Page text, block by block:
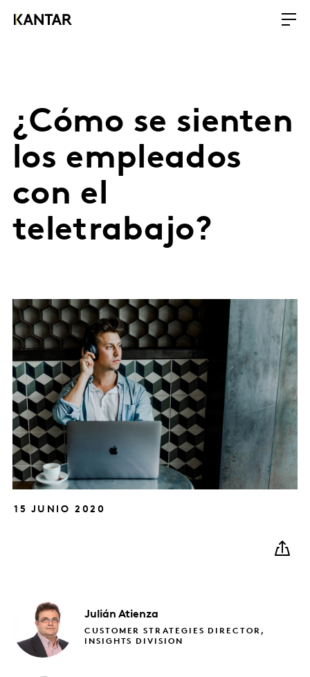
¿Cómo se sienten
los empleados
con el
teletrabajo?
15 JUNIO 2020
Julián Atienza
CUSTOMER STRATEGIES DIRECTOR,
INSIGHTS DIVISION